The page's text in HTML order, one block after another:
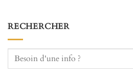
RECHERCHER